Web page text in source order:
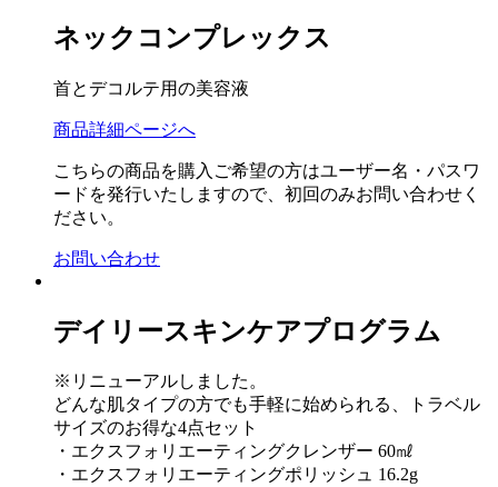
ネックコンプレックス
首とデコルテ用の美容液
商品詳細ページへ
こちらの商品を購入ご希望の方はユーザー名・パスワ
ードを発行いたしますので、初回のみお問い合わせく
ださい。
お問い合わせ
デイリースキンケアプログラム
※リニューアルしました。
どんな肌タイプの方でも手軽に始められる、トラベル
サイズのお得な4点セット
・エクスフォリエーティングクレンザー 60㎖
・エクスフォリエーティングポリッシュ 16.2g